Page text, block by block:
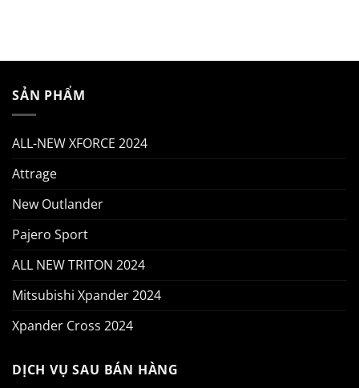
SẢN PHẨM
ALL-NEW XFORCE 2024
Attrage
New Outlander
Pajero Sport
ALL NEW TRITON 2024
Mitsubishi Xpander 2024
Xpander Cross 2024
DỊCH VỤ SAU BÁN HÀNG